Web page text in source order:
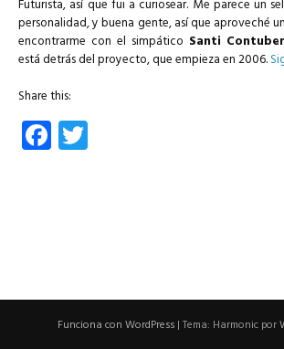
Futurista, así que fui a curiosear. Me parece un
personalidad, y buena gente, así que aproveché
encontrarme con el simpático Santi
está detrás del proyecto, que empieza en 2006.
Share this:
Facebook
Funciona con WordPress | Tema: Harmonic por